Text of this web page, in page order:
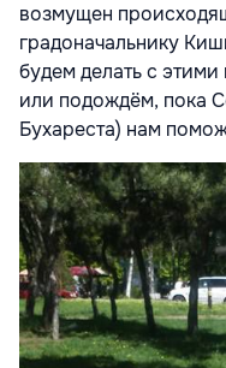
возмущен
градоначальнику
будем делать с
или подождём, пока
Бухареста) нам